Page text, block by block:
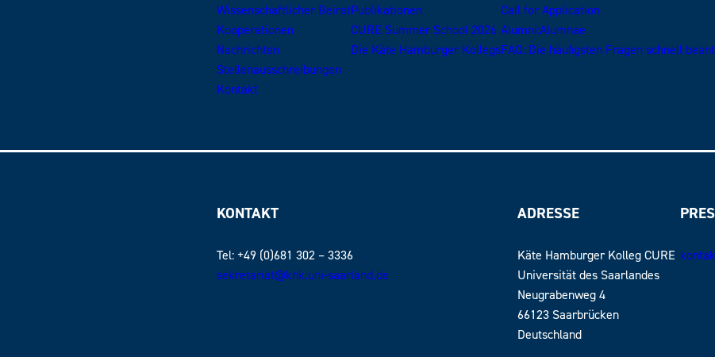
Wissenschaftlicher Beirat
Kooperationen
Nachrichten
Stellenausschreibungen
Kontakt
Publikationen
CURE Summer School 2026
Die Käte Hamburger Kollegs
Call for Application
Alumni:Alumnae
FAQ: Die häufigsten Fragen schnell
KONTAKT
Tel: +49 (0)681 302 – 3336
sekretariat@khk.uni-saarland.de
ADRESSE
Käte Hamburger Kolleg CURE
Universität des Saarlandes
Neugrabenweg 4
66123 Saarbrücken
Deutschland